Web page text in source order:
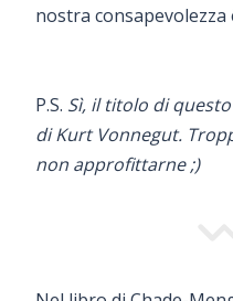
nostra consapevolezza
P.S. Sì, il titolo di
di Kurt Vonnegut.
non approfittarne ;)